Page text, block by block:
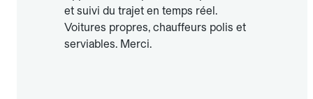
et suivi du trajet en temps réel.
Voitures propres, chauffeurs polis et
serviables. Merci.